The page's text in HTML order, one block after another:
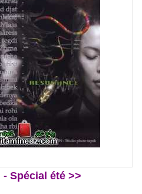
Spécial été >>